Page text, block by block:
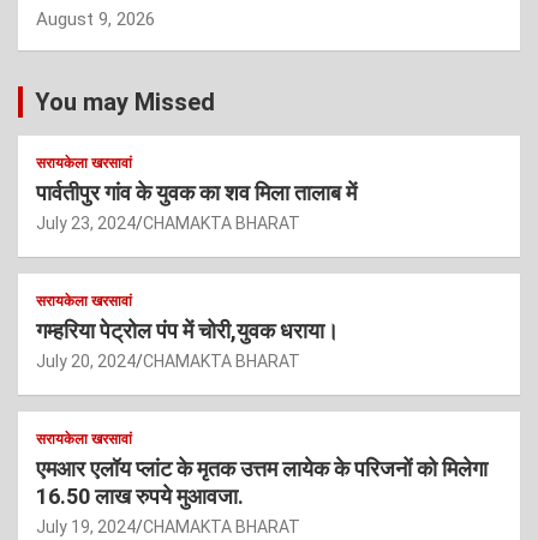
August 9, 2026
You may Missed
सरायकेला खरसावां
पार्वतीपुर गांव के युवक का शव मिला तालाब में
July 23, 2024 CHAMAKTA BHARAT
सरायकेला खरसावां
गम्हरिया पेट्रोल पंप में चोरी,युवक धराया।
July 20, 2024 CHAMAKTA BHARAT
सरायकेला खरसावां
एमआर एलॉय प्लांट के मृतक उत्तम लायेक के परिजनों को मिलेगा
16.50 लाख रुपये मुआवजा.
July 19, 2024 CHAMAKTA BHARAT